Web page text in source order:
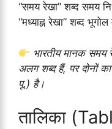
“समय रेखा” शब्द समय
“मध्याह्न रेखा” शब्द
भारतीय मानक समय
अलग शब्द हैं, पर दोनों
पू.) है।
तालिका